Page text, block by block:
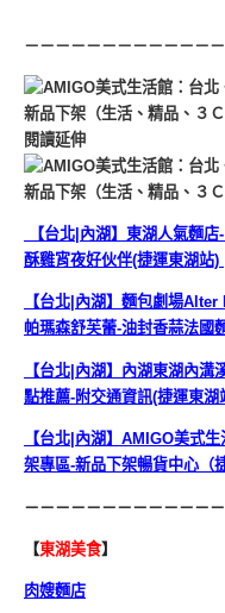
－－－－－－－－－－－－
閱讀延伸
【台北|內湖】東湖人氣麵
酥雞宵夜好伙伴(捷運東湖站)
【台北|內湖】麵包劇場
帕瑪森舒芙蕾-油封香蒜法國
【台北|內湖】內湖東湖內
點推薦-附交通資訊(捷運東湖
【台北|內湖】AMIGO美式
架專區-新品下架暢貨中心（
－－－－－－－－－－－－
【東湖美食】
肉嫂麵店